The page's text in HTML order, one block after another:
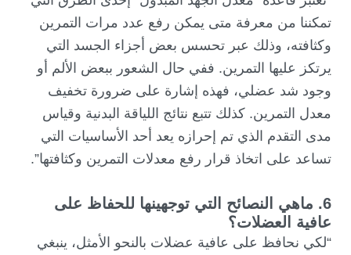
تمكننا من معرفة متى يمكن رفع عدد مرات التمرين
وكثافته، وذلك عبر تحسس بعض أجزاء الجسد التي
يرتكز عليها التمرين. ففي حال الشعور ببعض الألم أو
وجود شد عضلي، فهذه إشارة على ضرورة تخفيف
معدل التمرين. كذلك تتبع نتائج اللياقة البدنية وقياس
مدى التقدم الذي تم إحرازه يعد أحد الأساسيات التي
تساعد على اتخاذ قرار رفع معدلات التمرين وكثافتها”.
6. ماهي النصائح التي توجهينها للحفاظ على
عافية العضلات؟
“لكي نحافظ على عافية عضلات بالنحو الأمثل، ينبغي